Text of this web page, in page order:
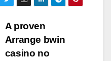
A proven
Arrange bwin
casino no